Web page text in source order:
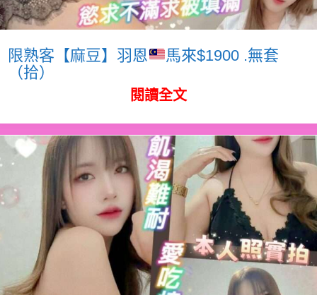
限熟客【麻豆】羽恩
馬來$1900 .無套
（拾）
閱讀全文